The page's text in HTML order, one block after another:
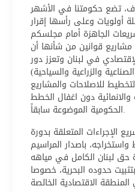
تضع حكومتنا في الأشهر
أولويات وعلى رأسها إقرار
التشريعات الجاهزة أمام مجلسكم
مشاريع قوانين من شأنها أن
في لبنان وتعزز دور
والزراعية والسياحية)
للاصلاحات والمشاريع
والانمائية دون اغفال الخطط
الحكومية الموضوعة سابقاً.
الإجراءات المتعلقة بدورة
باصدار المراسيم
حق لبنان الكامل في مياهه
حدوده البحرية، خصوصا